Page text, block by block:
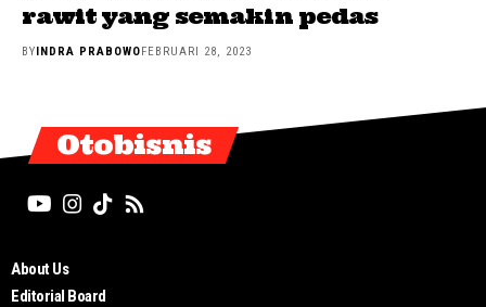
rawit yang semakin pedas
BYINDRA PRABOWOFEBRUARI 28, 2023
Otobisnis
About Us
Editorial Board